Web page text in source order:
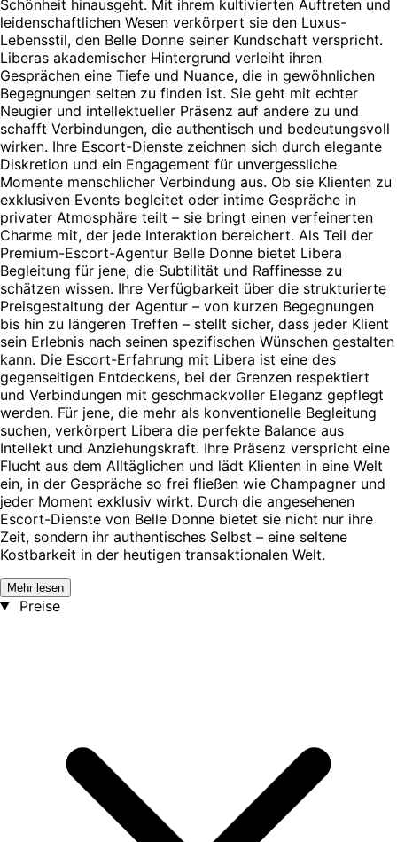
Schönheit hinausgeht. Mit ihrem kultivierten Auftreten und
leidenschaftlichen Wesen verkörpert sie den Luxus-
Lebensstil, den Belle Donne seiner Kundschaft verspricht.
Liberas akademischer Hintergrund verleiht ihren
Gesprächen eine Tiefe und Nuance, die in gewöhnlichen
Begegnungen selten zu finden ist. Sie geht mit echter
Neugier und intellektueller Präsenz auf andere zu und
schafft Verbindungen, die authentisch und bedeutungsvoll
wirken. Ihre Escort-Dienste zeichnen sich durch elegante
Diskretion und ein Engagement für unvergessliche
Momente menschlicher Verbindung aus. Ob sie Klienten zu
exklusiven Events begleitet oder intime Gespräche in
privater Atmosphäre teilt – sie bringt einen verfeinerten
Charme mit, der jede Interaktion bereichert. Als Teil der
Premium-Escort-Agentur Belle Donne bietet Libera
Begleitung für jene, die Subtilität und Raffinesse zu
schätzen wissen. Ihre Verfügbarkeit über die strukturierte
Preisgestaltung der Agentur – von kurzen Begegnungen
bis hin zu längeren Treffen – stellt sicher, dass jeder Klient
sein Erlebnis nach seinen spezifischen Wünschen gestalten
kann. Die Escort-Erfahrung mit Libera ist eine des
gegenseitigen Entdeckens, bei der Grenzen respektiert
und Verbindungen mit geschmackvoller Eleganz gepflegt
werden. Für jene, die mehr als konventionelle Begleitung
suchen, verkörpert Libera die perfekte Balance aus
Intellekt und Anziehungskraft. Ihre Präsenz verspricht eine
Flucht aus dem Alltäglichen und lädt Klienten in eine Welt
ein, in der Gespräche so frei fließen wie Champagner und
jeder Moment exklusiv wirkt. Durch die angesehenen
Escort-Dienste von Belle Donne bietet sie nicht nur ihre
Zeit, sondern ihr authentisches Selbst – eine seltene
Kostbarkeit in der heutigen transaktionalen Welt.
Mehr lesen
Preise